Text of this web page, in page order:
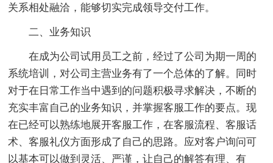
关系相处融洽，能够切实完成领导交付工作。
二、业务知识
在成为公司试用员工之前，经过了公司为期一周的
系统培训，对公司主营业务有了一个总体的了解。同时
对于在日常工作当中遇到的问题积极寻求解决，不断的
充实丰富自己的业务知识，并掌握客服工作的要点。现
在已经可以熟练地展开客服工作，在客服流程、客服话
术、客服礼仪方面形成了自己的思路。应对客户询问可
以基本可以做到灵活、严谨，让自己的解答有理、有